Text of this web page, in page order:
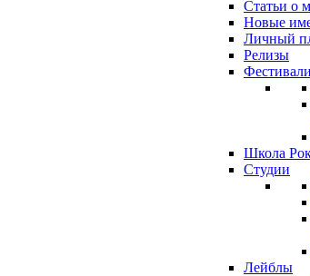
Статьи о
Новые
Личный
Релизы
Фестивали
Школа
Студии
Лейблы